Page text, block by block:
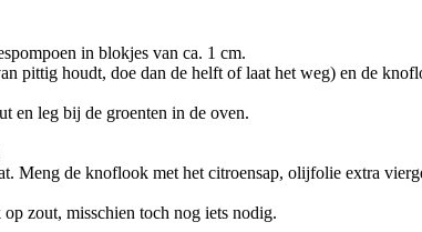
in blokjes van ca. 1 cm.
pittig houdt, doe dan de helft of laat het weg) en de
en leg bij de groenten in de oven.
de knoflook met het citroensap, olijfolie extra
zout, misschien toch nog iets nodig.